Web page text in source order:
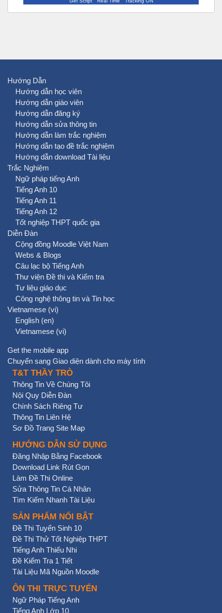
Hướng Dẫn
Hướng dẫn học viên
Hướng dẫn giáo viên
Hướng dẫn đăng ký
Hướng dẫn sửa thông tin
Hướng dẫn làm trắc nghiệm
Hướng dẫn tạo đề trắc nghiệm
Hướng dẫn download Tài liệu
Trắc Nghiệm
Ngữ pháp tiếng Anh
Tiếng Anh 10
Tiếng Anh 11
Tiếng Anh 12
Tốt nghiệp THPT quốc gia
Diễn Đàn
Cộng đồng Moodle Việt Nam
Webs & Blogs
Câu lạc bộ Tiếng Anh
Thư viện Đề thi và Kiểm tra
Tư liệu giáo dục
Công nghệ thông tin và Tin học
Vietnamese ‎(vi)‎
English ‎(en)‎
Vietnamese ‎(vi)‎
Get the mobile app
Chuyển sang Giao diện dành cho máy tính
T&T THẦY TRÒ
Thông Tin Về Chúng Tôi
Nội Quy Diễn Đàn
Chính Sách Riêng Tư
Thông Tin Liên Hệ
Sơ Đồ Trang Site Map
HƯỚNG DẪN SỬ DỤNG
Đăng Nhập Bằng Facebook
Download Link Rút Gọn
Làm Đề Thi Online
Sửa Thông Tin Cá Nhân
Tìm Kiếm Nhanh Tài Liệu
SẢN PHẨM NỔI BẬT
Đề Thi Tuyển Sinh 10
Đề Thi Thử Tốt Nghiệp THPT
Tiếng Anh Thiếu Nhi
Đề Kiểm Tra 1 Tiết
Tài Liệu Mã Nguồn Moodle
ÔN THI TRỰC TUYẾN
Ngữ Pháp Tiếng Anh
Tiếng Anh Lớp 10